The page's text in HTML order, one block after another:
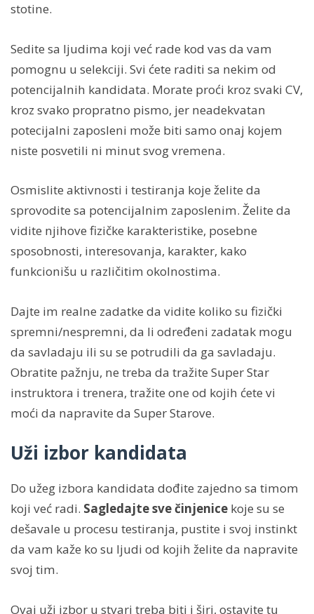
stotine.
Sedite sa ljudima koji već rade kod vas da vam
pomognu u selekciji. Svi ćete raditi sa nekim od
potencijalnih kandidata. Morate proći kroz svaki CV,
kroz svako propratno pismo, jer neadekvatan
potecijalni zaposleni može biti samo onaj kojem
niste posvetili ni minut svog vremena.
Osmislite aktivnosti i testiranja koje želite da
sprovodite sa potencijalnim zaposlenim. Želite da
vidite njihove fizičke karakteristike, posebne
sposobnosti, interesovanja, karakter, kako
funkcionišu u različitim okolnostima.
Dajte im realne zadatke da vidite koliko su fizički
spremni/nespremni, da li određeni zadatak mogu
da savladaju ili su se potrudili da ga savladaju.
Obratite pažnju, ne treba da tražite Super Star
instruktora i trenera, tražite one od kojih ćete vi
moći da napravite da Super Starove.
Uži izbor kandidata
Do užeg izbora kandidata dođite zajedno sa timom
koji već radi. Sagledajte sve činjenice koje su se
dešavale u procesu testiranja, pustite i svoj instinkt
da vam kaže ko su ljudi od kojih želite da napravite
svoj tim.
Ovaj uži izbor u stvari treba biti i širi, ostavite tu